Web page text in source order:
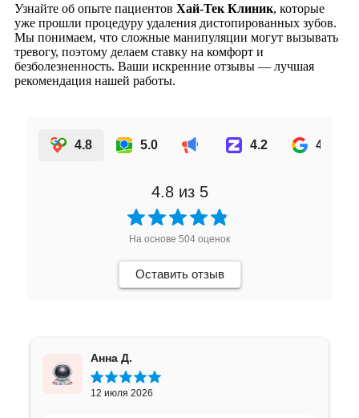
Узнайте об опыте пациентов Хай-Тек Клиник, которые
уже прошли процедуру удаления дистопированных зубов.
Мы понимаем, что сложные манипуляции могут вызывать
тревогу, поэтому делаем ставку на комфорт и
безболезненность. Ваши искренние отзывы — лучшая
рекомендация нашей работы.
4.8 5.0 4.2 4.7
4.8из 5
На основе 504 оценок
Оставить отзыв
Анна Д.
12 июля 2026